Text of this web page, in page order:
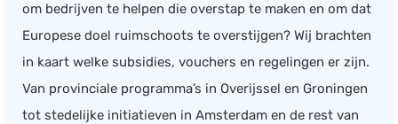
Website
Marketing automation
Support
VoIP
om bedrijven te helpen die overstap te maken en om dat
Europese doel ruimschoots te overstijgen? Wij brachten
in kaart welke subsidies, vouchers en regelingen er zijn.
Van provinciale programma’s in Overijssel en Groningen
tot stedelijke initiatieven in Amsterdam en de rest van